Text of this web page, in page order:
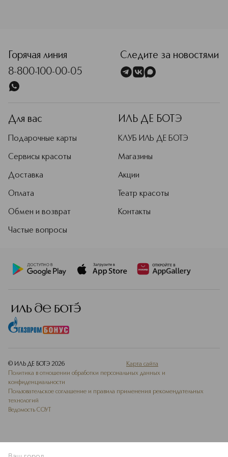
Горячая линия
8-800-100-00-05
Следите за новостями
Для вас
Подарочные карты
Сервисы красоты
Доставка
Оплата
Обмен и возврат
Частые вопросы
ИЛЬ ДЕ БОТЭ
КЛУБ ИЛЬ ДЕ БОТЭ
Магазины
Акции
Театр красоты
Контакты
© ИЛЬ ДЕ БОТЭ 2026
Карта сайта
Политика в отношении обработки персональных данных и
конфиденциальности
Пользовательское соглашение и правила применения рекомендательных
технологий
Ведомость СОУТ